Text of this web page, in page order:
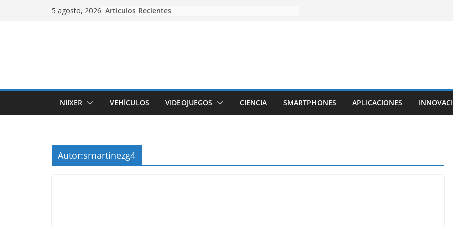
5 agosto, 2026 Articulos Recientes
NIIXER VEHÍCULOS VIDEOJUEGOS CIENCIA SMARTPHONES APLICACIONES
Autor:smartinezg4